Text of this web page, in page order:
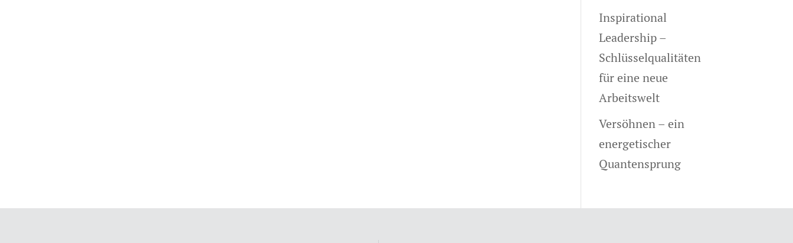
Inspirational
Leadership –
Schlüsselqualitäten
für eine neue
Arbeitswelt
Versöhnen – ein
energetischer
Quantensprung